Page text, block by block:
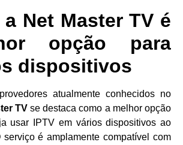
Net Master TV é
opção para
dispositivos
atualmente conhecidos no
TVse destaca como a melhor opção
usar IPTV em vários dispositivos ao
serviço é amplamente compatível com